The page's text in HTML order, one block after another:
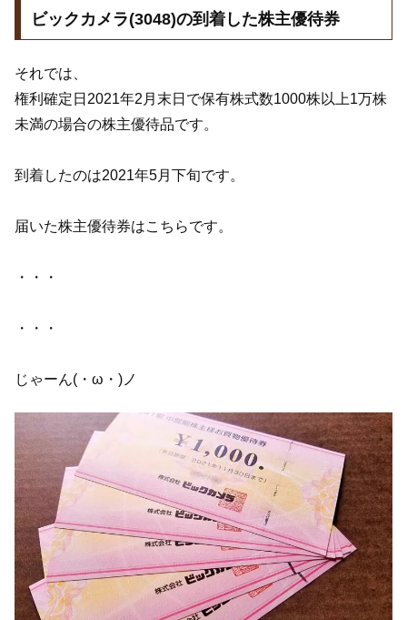
ビックカメラ(3048)の到着した株主優待券
それでは、
権利確定日2021年2月末日で保有株式数1000株以上1万株
未満の場合の株主優待品です。
到着したのは2021年5月下旬です。
届いた株主優待券はこちらです。
・・・
・・・
じゃーん(・ω・)ノ